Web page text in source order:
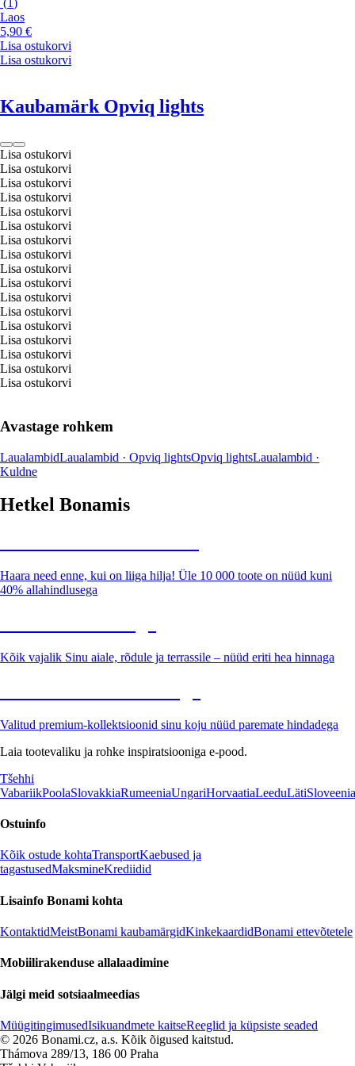
(
)
Laos
5,90 €
Lisa ostukorvi
Lisa ostukorvi
Kaubamärk Opviq lights
Lisa ostukorvi
Lisa ostukorvi
Lisa ostukorvi
Lisa ostukorvi
Lisa ostukorvi
Lisa ostukorvi
Lisa ostukorvi
Lisa ostukorvi
Lisa ostukorvi
Lisa ostukorvi
Lisa ostukorvi
Lisa ostukorvi
Lisa ostukorvi
Lisa ostukorvi
Lisa ostukorvi
Lisa ostukorvi
Lisa ostukorvi
Avastage rohkem
LaualambidLaualambid · Opviq lightsOpviq lightsLaualambid ·
Kuldne
Hetkel Bonamis
Haara need enne, kui on liiga hilja! Üle 10 000 toote on nüüd kuni
40% allahindlusega
Kõik vajalik Sinu aiale, rõdule ja terrassile – nüüd eriti hea hinnaga
Valitud premium-kollektsioonid sinu koju nüüd paremate hindadega
Laia tootevaliku ja rohke inspiratsiooniga e-pood.
Tšehhi
VabariikPoolaSlovakkiaRumeeniaUngariHorvaatiaLeeduLätiSloveenia
Ostuinfo
Kõik ostude kohtaTransportKaebused ja
tagastusedMaksmineKrediidid
Lisainfo Bonami kohta
KontaktidMeistBonami kaubamärgidKinkekaardidBonami ettevõtetele
Mobiilirakenduse allalaadimine
Jälgi meid sotsiaalmeedias
MüügitingimusedIsikuandmete kaitseReeglid ja küpsiste seaded
© 2026 Bonami.cz, a.s. Kõik õigused kaitstud.
Thámova 289/13, 186 00 Praha